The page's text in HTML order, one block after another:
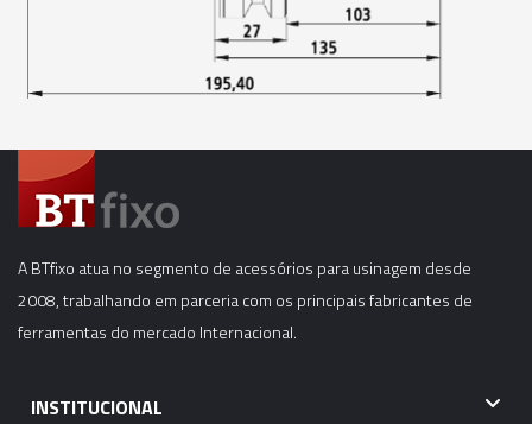
06037 - CONE MODULAR CBH - BT40-CBH5-
06038 - CONE MODULAR CBH - BT40-CBH5-
06039 - CONE MODULAR CBH - BT40-CBH5-
250MM
06040 - CONE MODULAR CBH - BT40-CBH6-
55MM
115MM
A BTfixo atua no segmento de acessórios para usinagem desde
2008, trabalhando em parceria com os principais fabricantes de
ferramentas do mercado Internacional.
INSTITUCIONAL